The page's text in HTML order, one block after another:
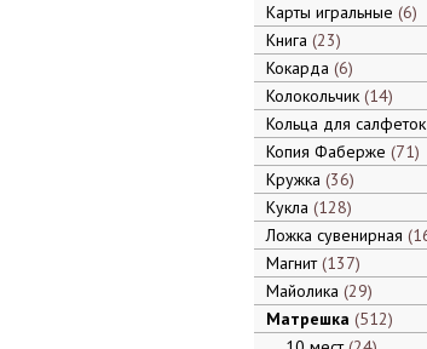
Карты игральные 6
Книга 23
Кокарда 6
Колокольчик 14
Кольца для салфеток
Копия Фаберже 71
Кружка 36
Кукла 128
Ложка сувенирная
Магнит 137
Майолика 29
Матрешка 512